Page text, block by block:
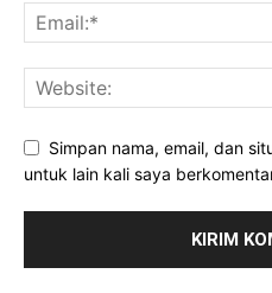
Simpan nama, email, dan
untuk lain kali saya